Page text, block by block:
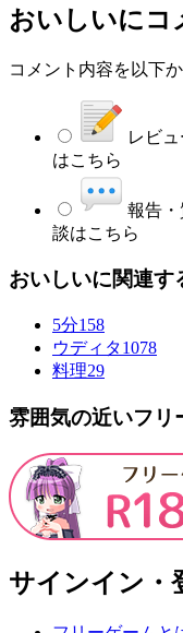
おいしいにコ
コメント内容を以下
レビ
はこちら
報告・
談はこちら
おいしいに関連す
5分158
ウディタ1078
料理29
雰囲気の近いフリ
サインイン・